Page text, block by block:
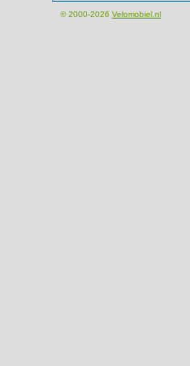
© 2000-2026 Velomobiel.nl